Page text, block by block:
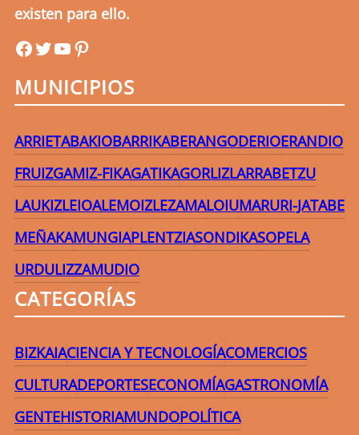
existen para ello.
uribefmuribefmYouTube Pinterest
MUNICIPIOS
ARRIETABAKIOBARRIKABERANGODERIOERANDIO
FRUIZGAMIZ-FIKAGATIKAGORLIZLARRABETZU
LAUKIZLEIOALEMOIZLEZAMALOIUMARURI-JATABE
MEÑAKAMUNGIAPLENTZIASONDIKASOPELA
URDULIZZAMUDIO
CATEGORÍAS
BIZKAIACIENCIA Y TECNOLOGÍACOMERCIOS
CULTURADEPORTESECONOMÍAGASTRONOMÍA
GENTEHISTORIAMUNDOPOLÍTICA